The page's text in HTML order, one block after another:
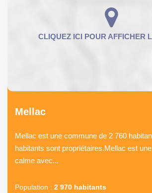
Mellac
Mellac est une commune de 2 760
habitants sont propriétaires.Mellac est
calme avec...
Population : 2 970 habitants